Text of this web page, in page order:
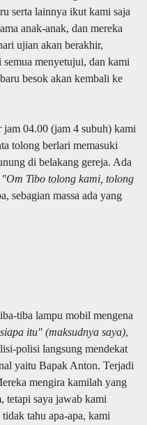
serta lainnya ikut kami saja
anak-anak, dan mereka
ujian akan berakhir,
menyetujui, dan kami
besok akan kembali ke
04.00 (jam 4 subuh) kami
tolong berlari memasuki
di belakang gereja. Ada
"Om Tibo tolong kami, tolong
sebagian massa ada yang
tiba lampu mobil mengena
itu" (maksudnya saya),
polisi langsung mendekat
yaitu Bapak Anton. Terjadi
mengira kamilah yang
tetapi saya jawab kami
tahu apa-apa, kami